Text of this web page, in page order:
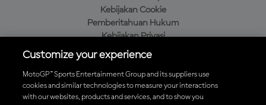
Kebijakan Cookie
Pemberitahuan Hukum
Kebijakan Privasi
Kebijakan Pembelian
Unduh Aplikasi Resmi MotoGP™
Customize your experience
MotoGP™ Sports Entertainment Group and its suppliers use
cookies and similar technologies to measure your interactions
with our websites, products and services, and to show you